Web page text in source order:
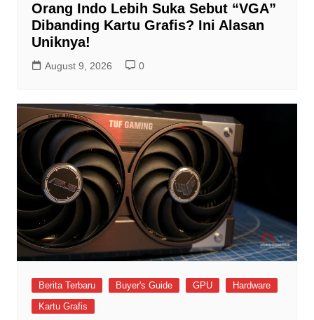
Orang Indo Lebih Suka Sebut “VGA”
Dibanding Kartu Grafis? Ini Alasan
Uniknya!
August 9, 2026 0
Berita Terbaru Buyer's Guide GPU
Hardware
Kartu Grafis